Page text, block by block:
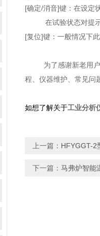
[确定/消音]键：在设定
在试验状态对提示
[复位]键：一般情况下
为了感谢新老用
程、仪器维护、常见问
如想了解关于工业分析
上一篇： HFYGGT-2
下一篇： 马弗炉智能